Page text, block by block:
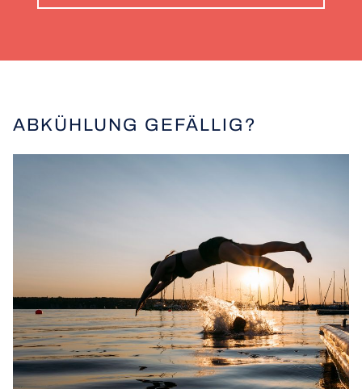
ABKÜHLUNG GEFÄLLIG?